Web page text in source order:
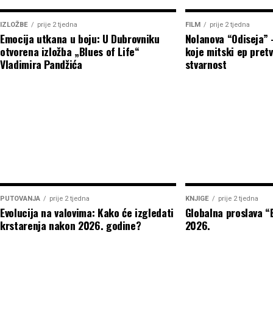
IZLOŽBE prije 2 tjedna
Emocija utkana u boju: U Dubrovniku
otvorena izložba „Blues of Life“
Vladimira Pandžića
FILM prije 2 tjedna
Nolanova
koje mitski ep
stvarnost
PUTOVANJA prije 2 tjedna
Evolucija na valovima: Kako će izgledati
krstarenja nakon 2026. godine?
KNJIGE prije 2 tjedna
Globalna proslava
2026.